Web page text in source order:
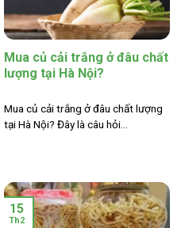
Mua củ cải trắng ở đâu chất
lượng tại Hà Nội?
Mua củ cải trắng ở đâu chất lượng
tại Hà Nội? Đây là câu hỏi...
15
Th2